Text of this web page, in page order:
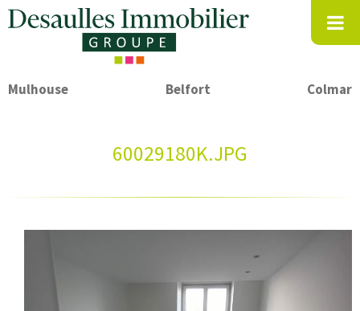
Mulhouse Belfort Colmar
60029180K.JPG